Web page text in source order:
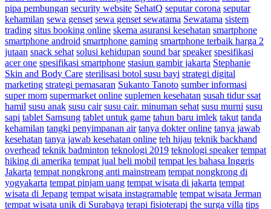
pipa pembungan security website SehatQ seputar corona seputar
kehamilan sewa genset sewa genset sewatama Sewatama sistem
trading situs booking online skema asuransi kesehatan smartphone
smartphone android smartphone gaming smartphone terbaik harga 2
jutaan snack sehat solusi kehidupan sound bar speaker spesifikasi
acer one spesifikasi smartphone stasiun gambir jakarta Stephanie
Skin and Body Care sterilisasi botol susu bayi strategi digital
marketing strategi pemasaran Sukanto Tanoto sumber informasi
super mom supermarket online suplemen kesehatan susah tidur ssat
hamil susu anak susu cair susu cair. minuman sehat susu murni susu
sapi tablet Samsung tablet untuk game tahun baru imlek takut tanda
kehamilan tangki penyimpanan air tanya dokter online tanya jawab
kesehatan tanya jawab kesehatan online teh hijau teknik backhand
overhead teknik badminton teknologi 2019 teknologi speaker tempat
hiking di amerika tempat jual beli mobil tempat les bahasa Inggris
Jakarta tempat nongkrong anti mainstream tempat nongkrong di
yogyakarta tempat pinjam uang tempat wisata di jakarta tempat
wisata di Jepang tempat wisata instagramable tempat wisata Jerman
tempat wisata unik di Surabaya terapi fisioterapi the surga villa tips